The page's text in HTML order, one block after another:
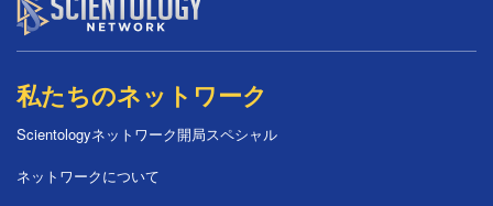
私たちのネットワーク
Scientologyネットワーク開局スペシャル
ネットワークについて